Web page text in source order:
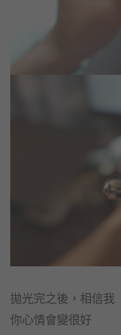
拋光完之後，相信我
你心情會變很好